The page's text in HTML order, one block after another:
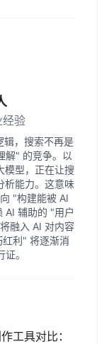
验
辑，搜索不再是
解" 的竞争。以
模型，正在让搜
析能力。这意味
"构建能被 AI
辅助的 "用户
融入 AI 对内容
利" 将逐渐消
。
工具对比：